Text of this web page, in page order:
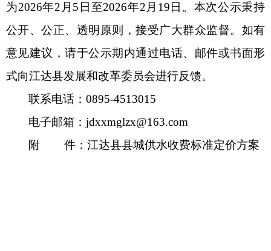
为2026年2月5日至2026年2月19日。本次公示秉持
公开、公正、透明原则，接受广大群众监督。如有
意见建议，请于公示期内通过电话、邮件或书面形
式向江达县发展和改革委员会进行反馈。
联系电话：0895-4513015
电子邮箱：jdxxmglzx@163.com
附
件：江达县县城供水收费标准定价方案